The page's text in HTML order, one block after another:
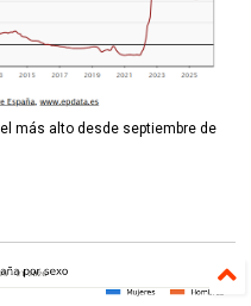
más alto desde septiembre de